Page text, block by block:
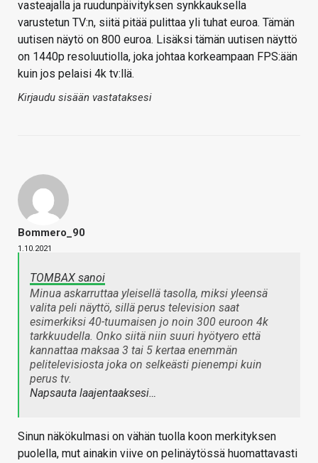
vasteajalla ja ruudunpäivityksen synkkauksella
varustetun TV:n, siitä pitää pulittaa yli tuhat euroa. Tämän
uutisen näytö on 800 euroa. Lisäksi tämän uutisen näyttö
on 1440p resoluutiolla, joka johtaa korkeampaan FPS:ään
kuin jos pelaisi 4k tv:llä.
Kirjaudu sisään vastataksesi
Bommero_90
1.10.2021
TOMBAX sanoi
Minua askarruttaa yleisellä tasolla, miksi yleensä
valita peli näyttö, sillä perus television saat
esimerkiksi 40-tuumaisen jo noin 300 euroon 4k
tarkkuudella. Onko siitä niin suuri hyötyero että
kannattaa maksaa 3 tai 5 kertaa enemmän
pelitelevisiosta joka on selkeästi pienempi kuin
perus tv.
Napsauta laajentaaksesi…
Sinun näkökulmasi on vähän tuolla koon merkityksen
puolella, mut ainakin viive on pelinäytössä huomattavasti